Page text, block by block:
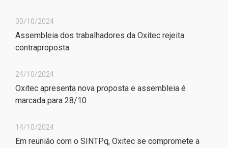
30/10/2024
Assembleia dos trabalhadores da Oxitec rejeita
contraproposta
24/10/2024
Oxitec apresenta nova proposta e assembleia é
marcada para 28/10
14/10/2024
Em reunião com o SINTPq, Oxitec se compromete a